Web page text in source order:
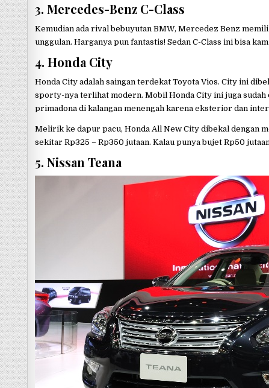
3. Mercedes-Benz C-Class
Kemudian ada rival bebuyutan BMW, Mercedez Benz
unggulan. Harganya pun fantastis! Sedan C-Class ini bisa
4. Honda City
Honda City adalah saingan terdekat Toyota Vios. City ini
sporty-nya terlihat modern. Mobil Honda City ini juga
primadona di kalangan menengah karena eksterior dan
Melirik ke dapur pacu, Honda All New City dibekal dengan
sekitar Rp325 – Rp350 jutaan. Kalau punya bujet Rp50
5. Nissan Teana